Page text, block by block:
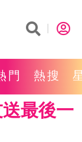
門 熱搜
最後一